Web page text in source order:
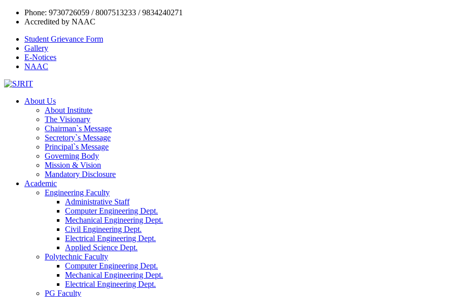
Phone: 9730726059 / 8007513233 / 9834240271
Accredited by NAAC
Student Grievance Form
Gallery
E-Notices
NAAC
About Us
About Institute
The Visionary
Chairman`s Message
Secretory`s Message
Principal`s Message
Governing Body
Mission & Vision
Mandatory Disclosure
Academic
Engineering Faculty
Administrative Staff
Computer Engineering Dept.
Mechanical Engineering Dept.
Civil Engineering Dept.
Electrical Engineering Dept.
Applied Science Dept.
Polytechnic Faculty
Computer Engineering Dept.
Mechanical Engineering Dept.
Electrical Engineering Dept.
PG Faculty